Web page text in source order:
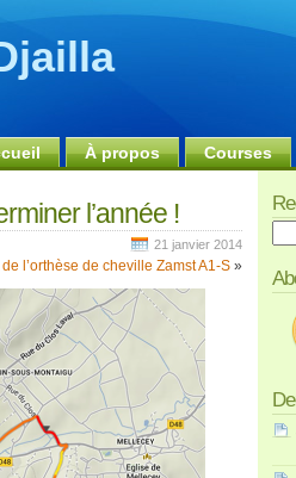
À propos Courses
l’année !
21 janvier 2014
de l’orthèse de cheville Zamst A1-S »